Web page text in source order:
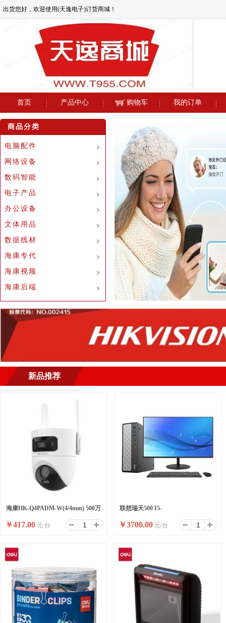
出货您好，欢迎使用(天逸电子)订货商城！
首页 产品中心 购物车 我的订单
商品分类
电脑配件
网络设备
数码智能
电子产品
办公设备
文体用品
数据线材
海康专代
海康视频
海康后端
新品推荐
海康HK-Q4PADM-W(4/4mm) 500万
双摄WiFi套装小球
￥417.00 元/台
联想瑞天500 I5-
13500HX/16G/512SSD/WIFI/8
升/W11/ 23.8
￥3700.00 元/台